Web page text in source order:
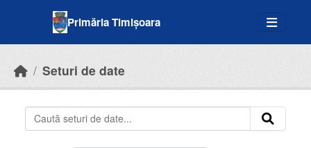
Primăria Timișoara
Seturi de date